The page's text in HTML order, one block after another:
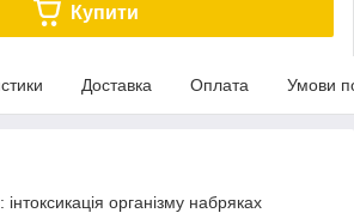
Купити
Доставка Оплата Умови
організму набряках